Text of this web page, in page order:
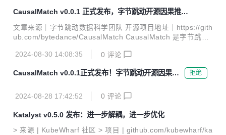
云原生数据仓库。区别于传统 OLAP 产品，ByConity 采用存
算分离的云原生架构，通过这种架构获得了弹性和降低资源浪
费的优势，但与此同时也在一定程度上提高了产品的复杂度。
定位为云原生数据仓库，是希望能够承担更多类型、更复杂
的...
CausalMatch v0.0.1 正式发布，字节跳动开源因果推理
利器，助力科学决策分析
文章来源｜字节跳动数据科学团队 开源项目地址｜https://gith
ub.com/bytedance/CausalMatch CausalMatch 是字节跳动
析工具，主要涵盖了因果推断常用的统计分析方法——匹配
（Matching）。它孵化于字节跳动内部，从上线至今支持多个
业务线对非实验场景进行策略效果分析的需求。在经历了不断
更多业务场景提供服务，并很高兴的宣布 0.0.1 版本正式发
泛应用于生物...
2024-08-30 14:08:35 0 评论
CausalMatch v0.0.1正式发布！字节跳动开源因果推
拒绝
2024-08-28 17:42:52 0 评论
Katalyst v0.5.0 发布：进一步解耦，进一步优化
> 来源 | KubeWharf 社区 > 项目 | github.com/kubewharf/ka